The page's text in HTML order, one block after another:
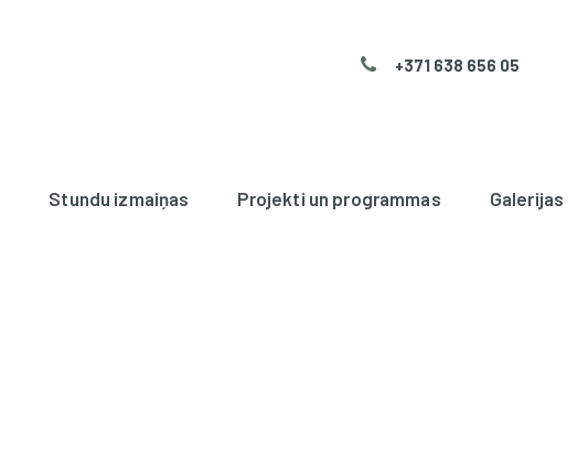
+371 638 656 05
Stundu izmaiņas Projekti un programmas Galerijas